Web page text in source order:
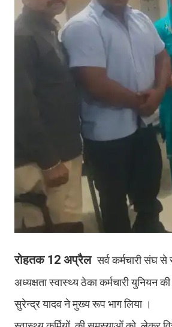
रोहतक 12 अप्रैलसर्व कर्मचारी संघ
अध्यक्षता स्वास्थ्य ठेका कर्मचारी युनियन
सुरेन्द्र यादव ने मुख्य रूप भाग लिया ।